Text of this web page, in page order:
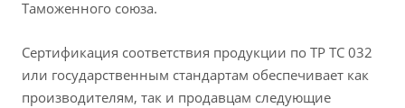
Таможенного союза.
Сертификация соответствия продукции по ТР ТС 032
или государственным стандартам обеспечивает как
производителям, так и продавцам следующие